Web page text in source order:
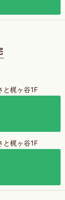
と梶ヶ谷1F
と梶ヶ谷1F